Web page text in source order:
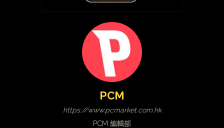
PCM
https://www.pcmarket.com.hk
PCM 編輯部